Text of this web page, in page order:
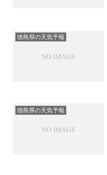
徳島県の天気予報
徳島県の天気予報